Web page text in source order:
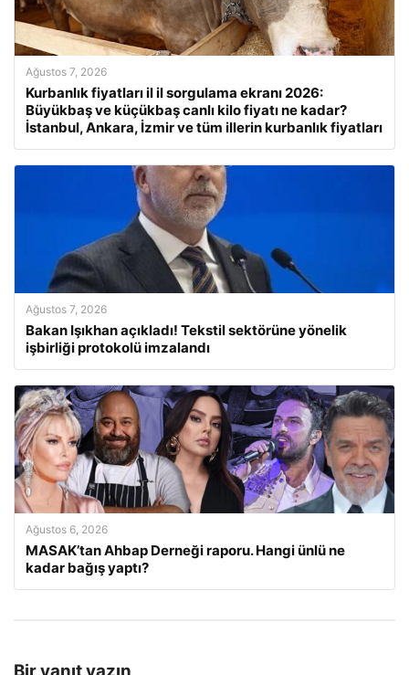
Ağustos 7, 2026
Kurbanlık fiyatları il il sorgulama ekranı 2026:
Büyükbaş ve küçükbaş canlı kilo fiyatı ne kadar?
İstanbul, Ankara, İzmir ve tüm illerin kurbanlık fiyatları
Ağustos 7, 2026
Bakan Işıkhan açıkladı! Tekstil sektörüne yönelik
işbirliği protokolü imzalandı
Ağustos 6, 2026
MASAK’tan Ahbap Derneği raporu. Hangi ünlü ne
kadar bağış yaptı?